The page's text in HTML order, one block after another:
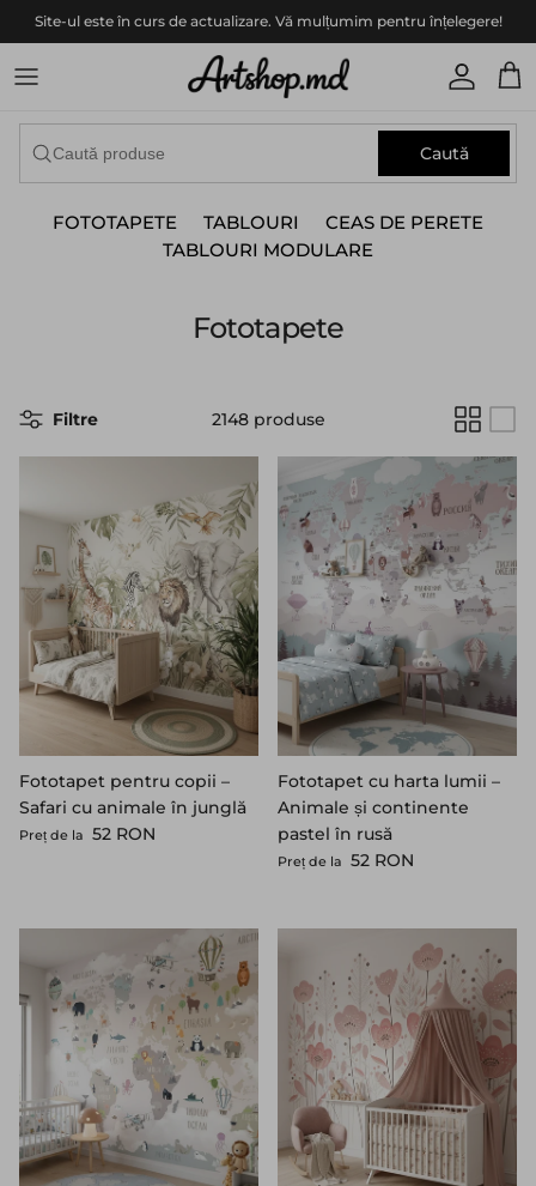
Translation missing: ro.accessibility.skip_to_content
Site-ul este în curs de actualizare. Vă mulțumim pentru înțelegere!
Caută
FOTOTAPETE TABLOURI
CEAS DE PERETE
TABLOURI MODULARE
Fototapete
Filtre 2148 produse
Fototapet pentru copii –
Safari cu animale în junglă
Preț standard
Preț de la 52 RON
Fototapet cu harta lumii –
Animale și continente
pastel în rusă
Preț standard
Preț de la 52 RON